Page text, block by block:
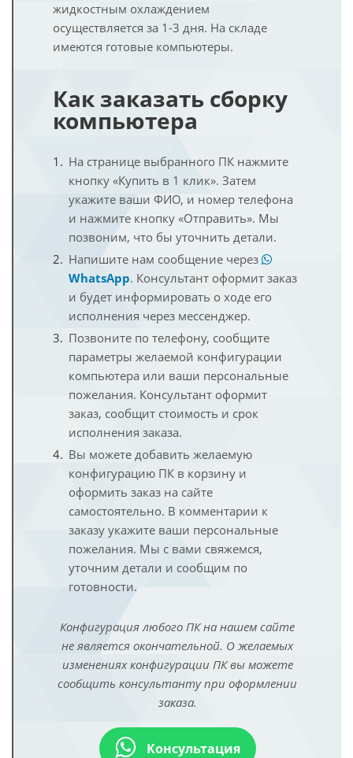
жидкостным охлаждением
осуществляется за 1-3 дня. На складе
имеются готовые компьютеры.
Как заказать сборку
компьютера
На странице выбранного ПК нажмите
кнопку «Купить в 1 клик». Затем
укажите ваши ФИО, и номер телефона
и нажмите кнопку «Отправить». Мы
позвоним, что бы уточнить детали.
Напишите нам сообщение через
WhatsApp. Консультант оформит заказ
и будет информировать о ходе его
исполнения через мессенджер.
Позвоните по телефону, сообщите
параметры желаемой конфигурации
компьютера или ваши персональные
пожелания. Консультант оформит
заказ, сообщит стоимость и срок
исполнения заказа.
Вы можете добавить желаемую
конфигурацию ПК в корзину и
оформить заказ на сайте
самостоятельно. В комментарии к
заказу укажите ваши персональные
пожелания. Мы с вами свяжемся,
уточним детали и сообщим по
готовности.
Конфигурация любого ПК на нашем сайте
не является окончательной. О желаемых
изменениях конфигурации ПК вы можете
сообщить консультанту при оформлении
заказа.
Консультация